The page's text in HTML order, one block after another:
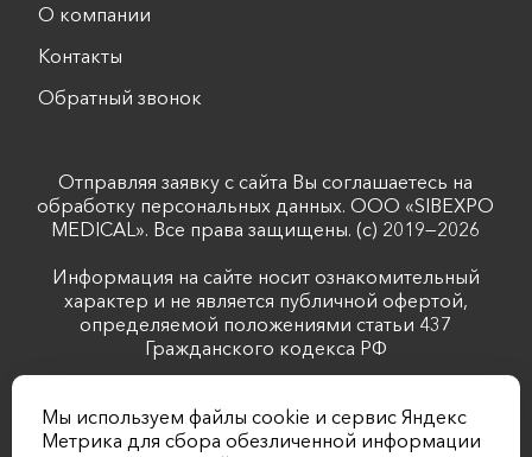
О компании
Контакты
Обратный звонок
Отправляя заявку с сайта Вы соглашаетесь на
обработку персональных данных. ООО «SIBEXPO
MEDICAL». Все права защищены. (с) 2019—2026
Информация на сайте носит ознакомительный
характер и не является публичной офертой,
определяемой положениями статьи 437
Гражданского кодекса РФ
комитетом по лицензированию Томской области от
20.02.2019
Мы используем файлы cookie и сервис Яндекс
Метрика для сбора обезличенной информации